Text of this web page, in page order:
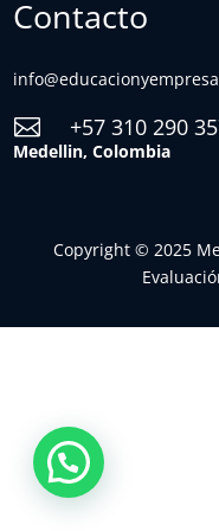
Contacto
 +57 310 290
Medellin, Colombia
Copyright © 2025